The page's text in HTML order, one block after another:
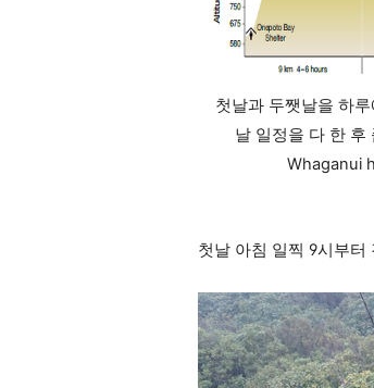
첫날과 두쨋날을 하
날 일정을 다 한
Whaganui
첫날 아침 일찍 9시부터